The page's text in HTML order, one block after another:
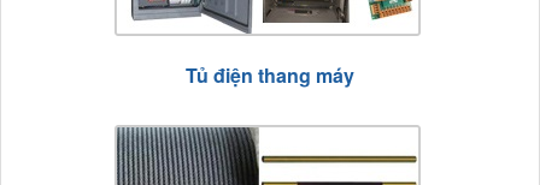
Tủ điện thang máy